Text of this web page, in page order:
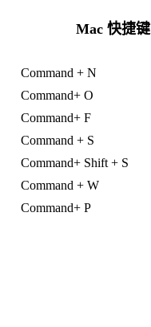
Mac 快捷键
Command + N
Command+ O
Command+ F
Command + S
Command+ Shift + S
Command + W
Command+ P